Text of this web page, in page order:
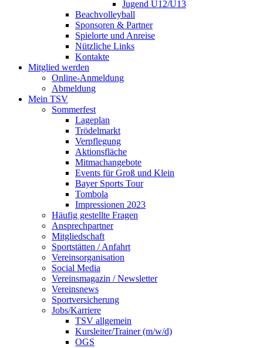
Jugend U12/U13
Beachvolleyball
Sponsoren & Partner
Spielorte und Anreise
Nützliche Links
Kontakte
Mitglied werden
Online-Anmeldung
Abmeldung
Mein TSV
Sommerfest
Lageplan
Trödelmarkt
Verpflegung
Aktionsfläche
Mitmachangebote
Events für Groß und Klein
Bayer Sports Tour
Tombola
Impressionen 2023
Häufig gestellte Fragen
Ansprechpartner
Mitgliedschaft
Sportstätten / Anfahrt
Vereinsorganisation
Social Media
Vereinsmagazin / Newsletter
Vereinsnews
Sportversicherung
Jobs/Karriere
TSV allgemein
Kursleiter/Trainer (m/w/d)
OGS